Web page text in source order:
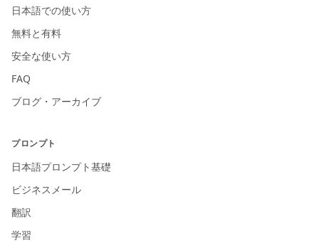
日本語での使い方
無料と有料
安全な使い方
FAQ
ブログ・アーカイブ
プロンプト
日本語プロンプト基礎
ビジネスメール
翻訳
学習